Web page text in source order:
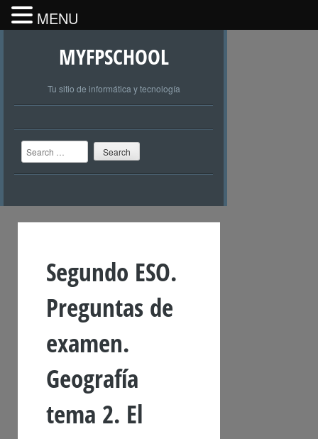
MYFPSCHOOL
Tu sitio de informática y tecnología
Search
Segundo ESO.
Preguntas de
examen.
Geografía
tema 2. El
MENU